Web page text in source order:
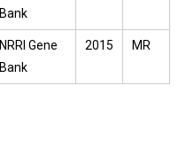
Bank
NRRI Gene
Bank
2015 MR